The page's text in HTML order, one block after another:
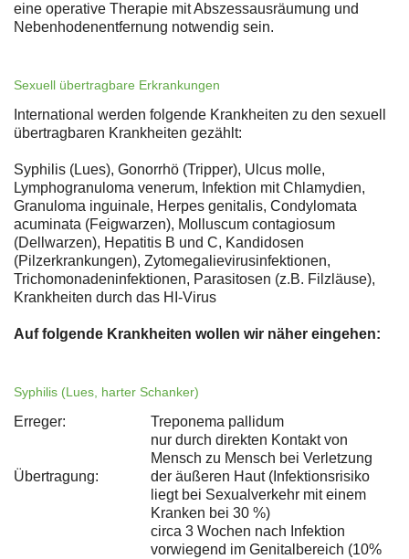
eine operative Therapie mit Abszessausräumung und
Nebenhodenentfernung notwendig sein.
Sexuell übertragbare Erkrankungen
International werden folgende Krankheiten zu den sexuell
übertragbaren Krankheiten gezählt:
Syphilis (Lues), Gonorrhö (Tripper), Ulcus molle,
Lymphogranuloma venerum, Infektion mit Chlamydien,
Granuloma inguinale, Herpes genitalis, Condylomata
acuminata (Feigwarzen), Molluscum contagiosum
(Dellwarzen), Hepatitis B und C, Kandidosen
(Pilzerkrankungen), Zytomegalievirusinfektionen,
Trichomonadeninfektionen, Parasitosen (z.B. Filzläuse),
Krankheiten durch das HI-Virus
Auf folgende Krankheiten wollen wir näher eingehen:
Syphilis (Lues, harter Schanker)
Erreger: Treponema pallidum
Übertragung:
nur durch direkten Kontakt von
Mensch zu Mensch bei Verletzung
der äußeren Haut (Infektionsrisiko
liegt bei Sexualverkehr mit einem
Kranken bei 30 %)
circa 3 Wochen nach Infektion
vorwiegend im Genitalbereich (10%